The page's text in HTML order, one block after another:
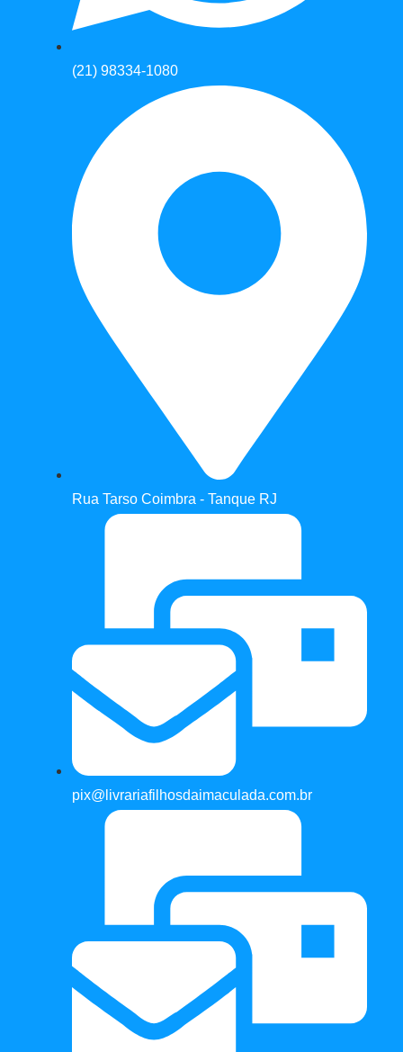
(21) 98334-1080
Rua Tarso Coimbra - Tanque RJ
pix@livrariafilhosdaimaculada.com.br